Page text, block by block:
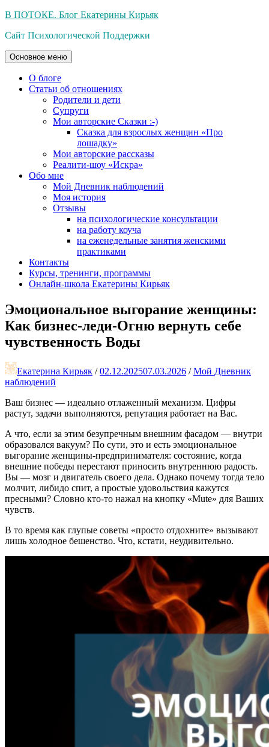
Перейти
содержимому
В ПОТОКЕ. Блог Екатерины Кирьяк
Сайт Психологической Поддержки
Основное меню
О блоге
Статьи об отношениях
Родители и дети
Супруги
Мои авторские Сказки :-)
Сказка для взрослых женщин «Про
лошадку»
Мои авторские рассказы
Реалити-шоу «Искра»
Обо мне
Мой Дневник наблюдений
Моя история
Отзывы
на психологические консультации
на работу коуча
на еженедельные занятия женскими
практиками
Контакты
Курсы, тренинги, программы
Онлайн-школа Екатерины Кирьяк
Эмоциональное выгорание женщины:
Как бизнес-леди-Огню вернуть себе
чувственность Воды
Екатерина Кирьяк / 02.12.202507.03.2026 / Мой Дневник
наблюдений
Ваш бизнес — идеально отлаженный механизм. Цифры
растут, задачи выполняются, репутация работает на Вас.
А что, если за этим безупречным внешним фасадом — внутри
образовался вакуум? По сути, это и есть эмоциональное
выгорание женщины-предпринимателя: состояние, когда
внешние победы перестают приносить внутреннюю радость.
Вы — мозг и двигатель своего дела. Однако почему тогда тело
молчит, либидо спит, а простые удовольствия кажутся
пресными? Словно кто-то нажал на кнопку «Mute» для Ваших
чувств.
В то время как глупые советы «просто отдохните» вызывают
лишь холодное бешенство. Что, кстати, неудивительно.